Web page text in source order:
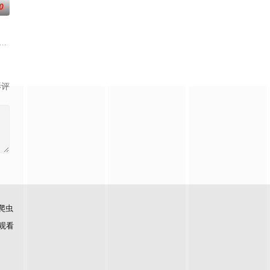
去、现在和未来随机出现，而他
件的关键人物，是皆实的初恋情人渚·伊万诺娃（宫泽理惠 饰）
人合作的父女展开：记者兼新闻大亨让·卢海尔，他在法国解放后逃离西格
狼藉，死伤无数，蒙古国师带兵对女真皇室宁王的府邸展开清剿。宁王世
评
虫
看